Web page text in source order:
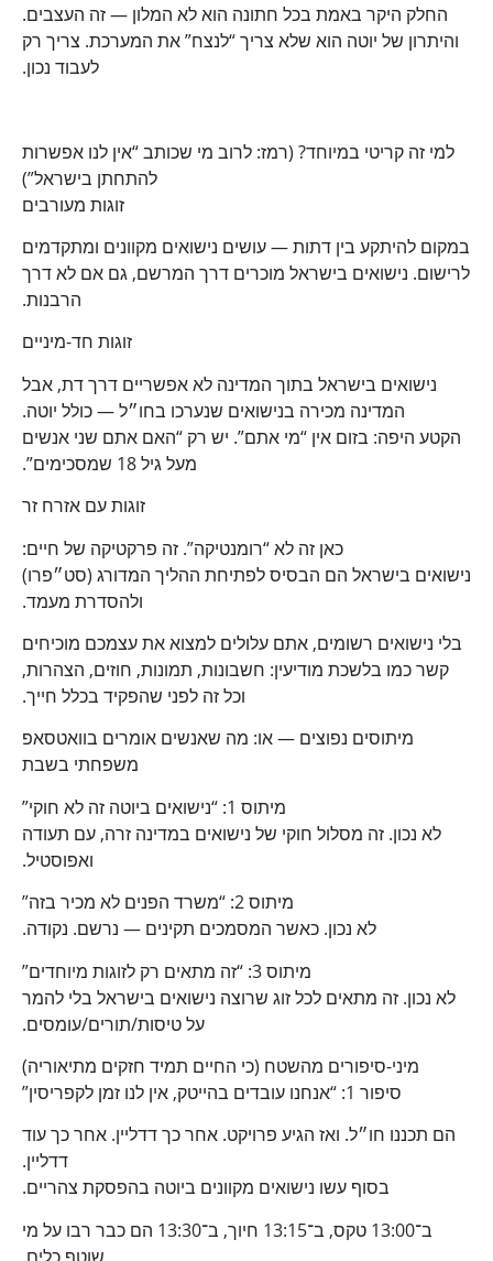
החלק היקר באמת בכל חתונה הוא לא המלון — זה העצבים.
והיתרון של יוטה הוא שלא צריך “לנצח” את המערכת. צריך רק
לעבוד נכון.
למי זה קריטי במיוחד? (רמז: לרוב מי שכותב “אין לנו אפשרות
להתחתן בישראל”)
זוגות מעורבים
במקום להיתקע בין דתות — עושים נישואים מקוונים ומתקדמים
לרישום. נישואים בישראל מוכרים דרך המרשם, גם אם לא דרך
הרבנות.
זוגות חד-מיניים
נישואים בישראל בתוך המדינה לא אפשריים דרך דת, אבל
המדינה מכירה בנישואים שנערכו בחו״ל — כולל יוטה.
הקטע היפה: בזום אין “מי אתם”. יש רק “האם אתם שני אנשים
מעל גיל 18 שמסכימים”.
זוגות עם אזרח זר
כאן זה לא “רומנטיקה”. זה פרקטיקה של חיים:
נישואים בישראל הם הבסיס לפתיחת ההליך המדורג (סט״פרו)
ולהסדרת מעמד.
בלי נישואים רשומים, אתם עלולים למצוא את עצמכם מוכיחים
קשר כמו בלשכת מודיעין: חשבונות, תמונות, חוזים, הצהרות,
וכל זה לפני שהפקיד בכלל חייך.
מיתוסים נפוצים — או: מה שאנשים אומרים בוואטסאפ
משפחתי בשבת
מיתוס 1: “נישואים ביוטה זה לא חוקי”
לא נכון. זה מסלול חוקי של נישואים במדינה זרה, עם תעודה
ואפוסטיל.
מיתוס 2: “משרד הפנים לא מכיר בזה”
לא נכון. כאשר המסמכים תקינים — נרשם. נקודה.
מיתוס 3: “זה מתאים רק לזוגות מיוחדים”
לא נכון. זה מתאים לכל זוג שרוצה נישואים בישראל בלי להמר
על טיסות/תורים/עומסים.
מיני-סיפורים מהשטח (כי החיים תמיד חזקים מתיאוריה)
סיפור 1: “אנחנו עובדים בהייטק, אין לנו זמן לקפריסין”
הם תכננו חו״ל. ואז הגיע פרויקט. אחר כך דדליין. אחר כך עוד
דדליין.
בסוף עשו נישואים מקוונים ביוטה בהפסקת צהריים.
ב־13:00 טקס, ב־13:15 חיוך, ב־13:30 הם כבר רבו על מי